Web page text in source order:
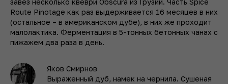
завез несколько квеври Obscura из Грузии. Часть Spice
Route Pinotage как раз выдерживается 16 месяцев в них
(остальное – в американском дубе), в них же проходит
малолактика. Ферментация в 5-тонных бетонных чанах с
пижажем два раза в день.
Яков Смирнов
Выраженный дуб, намек на чернила. Сушеная